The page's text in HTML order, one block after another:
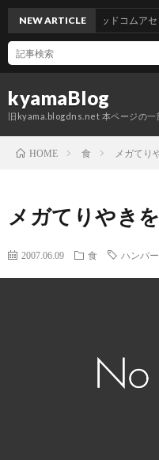
kyamaBlog
旧kyama.blogdns.net 本ページの一
NEW ARTICLEグッドコムアセッ
HOME 食 メガてり
メガてりやき
2007.06.09 食 ハンバ